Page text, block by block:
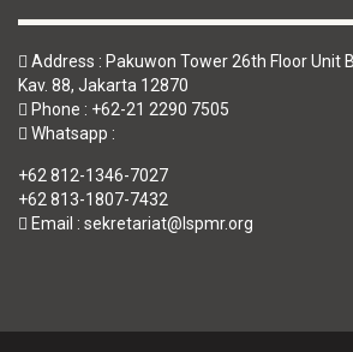
Address : Pakuwon Tower 26th Floor Unit
Kav. 88, Jakarta 12870
Phone : +62-21 2290 7505
Whatsapp :
+62 812-1346-7027
+62 813-1807-7432
Email : sekretariat@lspmr.org